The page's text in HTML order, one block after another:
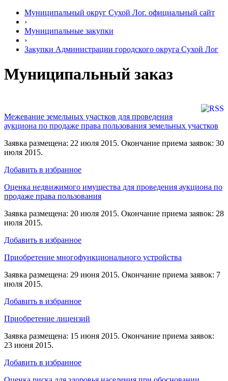
Муниципальный округ Сухой Лог. официальный сайт
›
Муниципальные закупки
›
Закупки Администрации городского округа Сухой Лог
Муниципальный заказ
Межевание земельных участков для проведения
аукциона по продаже права пользования земельных участков
Заявка размещена: 22 июля 2015. Окончание приема заявок: 30
июля 2015.
Добавить в избранное
Оценка недвижимого имущества для проведения аукциона по
продаже права пользования
Заявка размещена: 20 июля 2015. Окончание приема заявок: 28
июля 2015.
Добавить в избранное
Приобретение многофункционального устройства
Заявка размещена: 29 июня 2015. Окончание приема заявок: 7
июля 2015.
Добавить в избранное
Приобретение лицензий
Заявка размещена: 15 июня 2015. Окончание приема заявок:
23 июня 2015.
Добавить в избранное